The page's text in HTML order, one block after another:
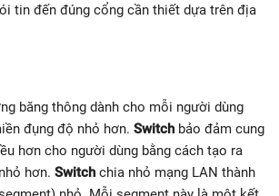
tin đến đúng cổng cần thiết dựa trên địa
băng thông dành cho mỗi người dùng
đụng độ nhỏ hơn. Switch bảo đảm cung
hơn cho người dùng bằng cách tạo ra
hơn. Switch chia nhỏ mạng LAN thành